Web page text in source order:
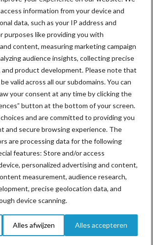
information from your device and
data, such as your IP address and
purposes like providing you with
content, measuring marketing campaign
audience insights, collecting precise
product development. Please note that
valid across all our subdomains. You can
your consent at any time by clicking the
button at the bottom of your screen.
and are committed to providing you
and secure browsing experience. The
are processing data for the following
features: Store and/or access
personalized advertising and content,
measurement, audience research,
precise geolocation data, and
device scanning.
Alles afwijzen Alles accepteren
Partner nieuws
Grondstoffenmarkt blijft grillig:
droogte en geopolitiek houden
handel in de greep
onderschatte risicofactor voor
Ligbox &
Voerhekken
Toon meer